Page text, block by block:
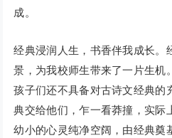
成。
经典浸润人生，书香伴我成长。
景，为我校师生带来了一片生机
孩子们还不具备对古诗文经典的
典交给他们，乍一看莽撞，实际
幼小的心灵纯净空阔，由经典奠